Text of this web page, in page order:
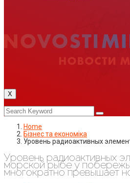
X
Home
Бізнес та економіка
Уровень радиоактивных
Уровень радиоактивных
морской рыбе у
многократно превышает